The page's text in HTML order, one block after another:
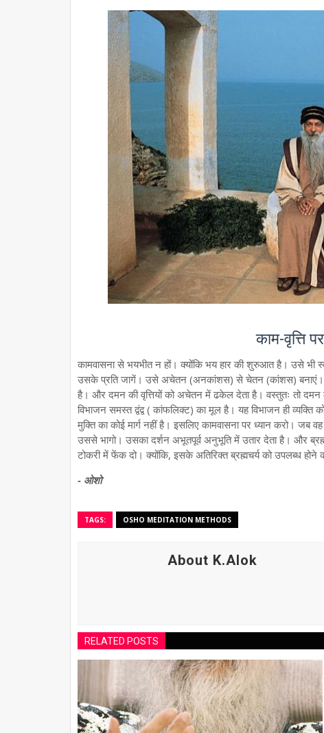
काम-वृत्ति
कामवासना से भयभीत न हों। क्योंकि भय हार की शुरुआत है। उसे
उसके प्रति जागें। उसे अचेतन (अनकांशस) से चेतन (कांशस) बनाएं।
है। और दमन की वृत्तियों को अचेतन में ढकेल देता है। वस्तुतः तो
विभाजन समस्त द्वंद्व ( कांफलिक्ट) का मूल है। यह विभाजन ही
मुक्ति का कोई मार्ग नहीं है। इसलिए कामवासना पर ध्यान करो।
उससे भागो। उसका दर्शन अभूतपूर्व अनुभूति में उतार देता है। और
टोकरी में फेंक दो। क्योंकि, इसके अतिरिक्त ब्रह्मचर्य को उपलब्ध होने
- ओशो
TAGS: OSHO MEDITATION METHODS
About K.Alok
RELATED POSTS